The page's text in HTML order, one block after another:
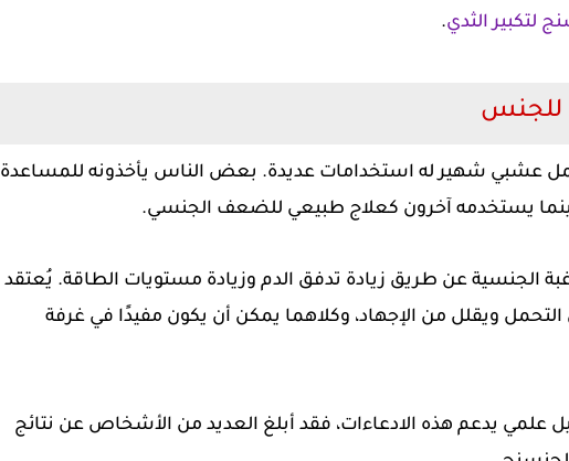
لتكبير الثدي.
عشبي شهير له استخدامات عديدة. بعض الناس يأخذونه للمساعدة
بينما يستخدمه آخرون كعلاج طبيعي للضعف الجنسي.
الجنسية عن طريق زيادة تدفق الدم وزيادة مستويات الطاقة. يُعتقد
ويقلل من الإجهاد، وكلاهما يمكن أن يكون مفيدًا في غرفة
علمي يدعم هذه الادعاءات، فقد أبلغ العديد من الأشخاص عن نتائج